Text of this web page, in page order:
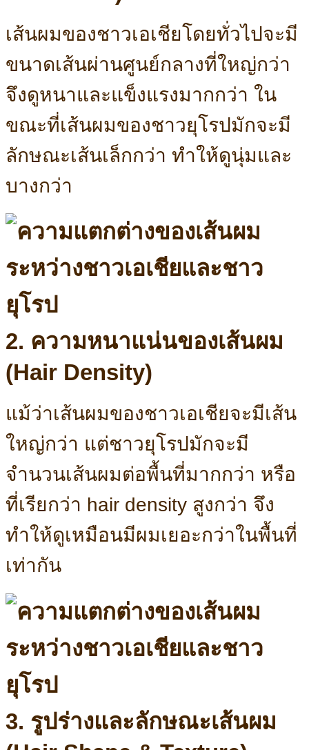
เส้นผมของชาวเอเชียโดยทั่วไปจะมี
ขนาดเส้นผ่านศูนย์กลางที่ใหญ่กว่า
จึงดูหนาและแข็งแรงมากกว่า ใน
ขณะที่เส้นผมของชาวยุโรปมักจะมี
ลักษณะเส้นเล็กกว่า ทำให้ดูนุ่มและ
บางกว่า
2. ความหนาแน่นของเส้นผม
(Hair Density)
แม้ว่าเส้นผมของชาวเอเชียจะมีเส้น
ใหญ่กว่า แต่ชาวยุโรปมักจะมี
จำนวนเส้นผมต่อพื้นที่มากกว่า หรือ
ที่เรียกว่า hair density สูงกว่า จึง
ทำให้ดูเหมือนมีผมเยอะกว่าในพื้นที่
เท่ากัน
3. รูปร่างและลักษณะเส้นผม